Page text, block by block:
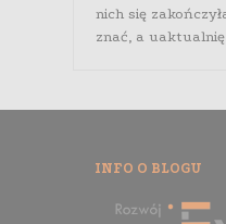
nich się
znać, a
INFO O BLOGU